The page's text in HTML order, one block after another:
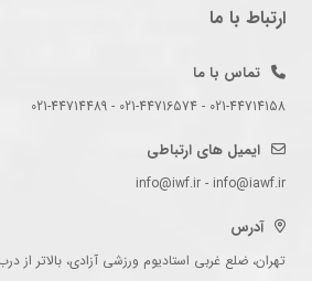
ارتباط با ما
تماس با ما
021-44714158 - 021-44716574 - 021-44714489
ایمیل های ارتباطی
info@iwf.ir - info@iawf.ir
آدرس
تهران، ضلع غربی استادیوم ورزشی آزادی، بالاتر از